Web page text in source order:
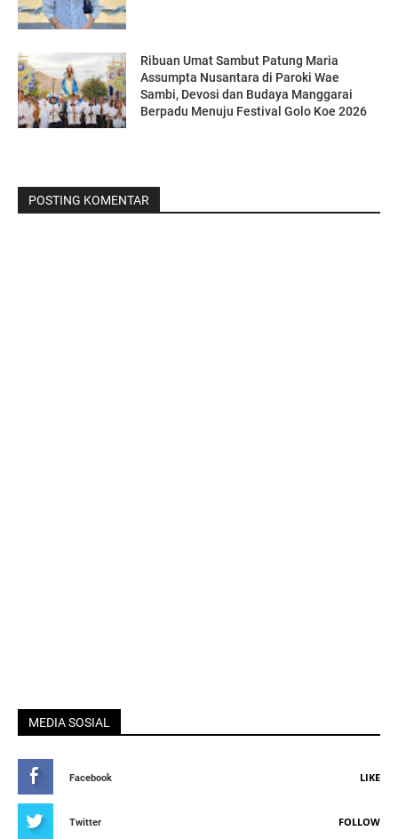
Ribuan Umat Sambut Patung Maria
Assumpta Nusantara di Paroki Wae
Sambi, Devosi dan Budaya Manggarai
Berpadu Menuju Festival Golo Koe 2026
POSTING KOMENTAR
MEDIA SOSIAL
Facebook LIKE
Twitter FOLLOW